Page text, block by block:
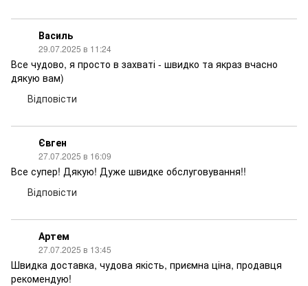
Василь
29.07.2025 в 11:24
Все чудово, я просто в захваті - швидко та якраз вчасно
дякую вам)
Відповісти
Євген
27.07.2025 в 16:09
Все супер! Дякую! Дуже швидке обслуговування!!
Відповісти
Артем
27.07.2025 в 13:45
Швидка доставка, чудова якість, приємна ціна, продавця
рекомендую!